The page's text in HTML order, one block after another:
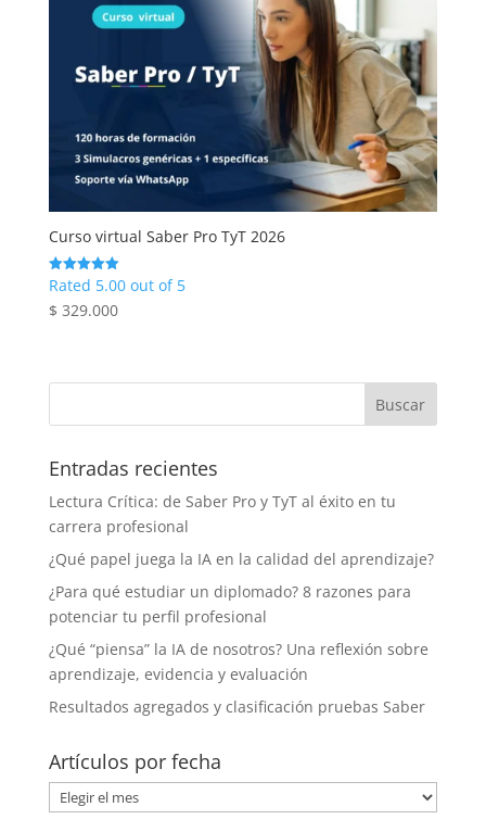
Curso virtual Saber Pro TyT 2026
Rated 5.00 out of 5
$ 329.000
Entradas recientes
Lectura Crítica: de Saber Pro y TyT al éxito en tu
carrera profesional
¿Qué papel juega la IA en la calidad del aprendizaje?
¿Para qué estudiar un diplomado? 8 razones para
potenciar tu perfil profesional
¿Qué “piensa” la IA de nosotros? Una reflexión sobre
aprendizaje, evidencia y evaluación
Resultados agregados y clasificación pruebas Saber
Artículos por fecha
Artículos
por